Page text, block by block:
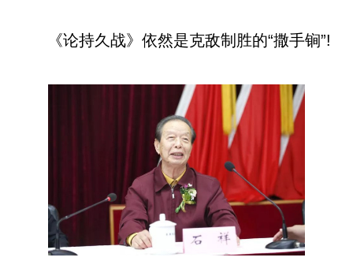
《论持久战》依然是克敌制胜的“撒手锏”!